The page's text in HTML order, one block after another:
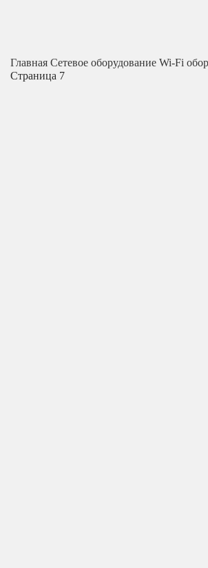
Главная Сетевое оборудование Wi-Fi
Страница 7